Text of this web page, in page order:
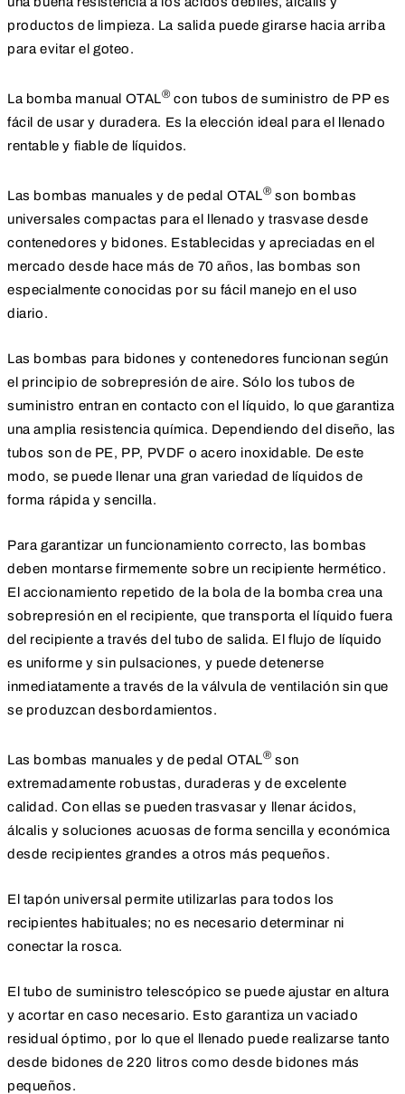
productos de limpieza. La salida puede girarse hacia arriba
para evitar el goteo.
La bomba manual OTAL®con tubos de suministro de PP es
fácil de usar y duradera. Es la elección ideal para el llenado
rentable y fiable de líquidos.
Las bombas manuales y de pedal OTAL®son bombas
universales compactas para el llenado y trasvase desde
contenedores y bidones. Establecidas y apreciadas en el
mercado desde hace más de 70 años, las bombas son
especialmente conocidas por su fácil manejo en el uso
diario.
Las bombas para bidones y contenedores funcionan según
el principio de sobrepresión de aire. Sólo los tubos de
suministro entran en contacto con el líquido, lo que garantiza
una amplia resistencia química. Dependiendo del diseño, las
tubos son de PE, PP, PVDF o acero inoxidable. De este
modo, se puede llenar una gran variedad de líquidos de
forma rápida y sencilla.
Para garantizar un funcionamiento correcto, las bombas
deben montarse firmemente sobre un recipiente hermético.
El accionamiento repetido de la bola de la bomba crea una
sobrepresión en el recipiente, que transporta el líquido fuera
del recipiente a través del tubo de salida. El flujo de líquido
es uniforme y sin pulsaciones, y puede detenerse
inmediatamente a través de la válvula de ventilación sin que
se produzcan desbordamientos.
Las bombas manuales y de pedal OTAL®son
extremadamente robustas, duraderas y de excelente
calidad. Con ellas se pueden trasvasar y llenar ácidos,
álcalis y soluciones acuosas de forma sencilla y económica
desde recipientes grandes a otros más pequeños.
El tapón universal permite utilizarlas para todos los
recipientes habituales; no es necesario determinar ni
conectar la rosca.
El tubo de suministro telescópico se puede ajustar en altura
y acortar en caso necesario. Esto garantiza un vaciado
residual óptimo, por lo que el llenado puede realizarse tanto
desde bidones de 220 litros como desde bidones más
pequeños.